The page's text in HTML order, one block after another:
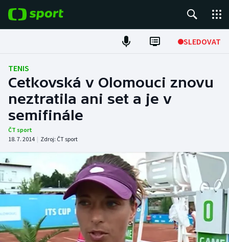
SLEDOVAT
Fotbal
Hokej
Tenis
Atletika
Cyklistika
DALŠÍ SPORTY
Americký fotbal
Baseball a softbal
NEPŘEHLÉDNĚTE
Soutěže
TENIS
Cetkovská v Olomouci znovu
neztratila ani set a je v
semifinále
ČT sport
18. 7. 2014 | Zdroj: ČT sport